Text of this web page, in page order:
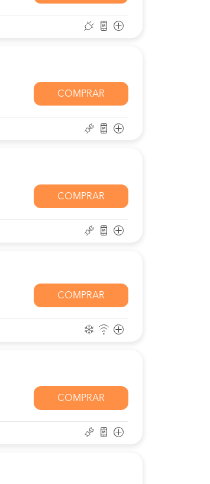
COMPRAR
COMPRAR
COMPRAR
COMPRAR